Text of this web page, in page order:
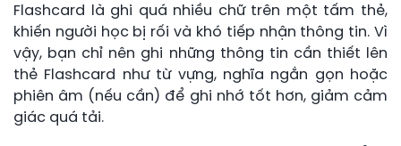
Flashcard là ghi quá nhiều chữ trên một tấm thẻ,
khiến người học bị rối và khó tiếp nhận thông tin. Vì
vậy, bạn chỉ nên ghi những thông tin cần thiết lên
thẻ Flashcard như từ vựng, nghĩa ngắn gọn hoặc
phiên âm (nếu cần) để ghi nhớ tốt hơn, giảm cảm
giác quá tải.